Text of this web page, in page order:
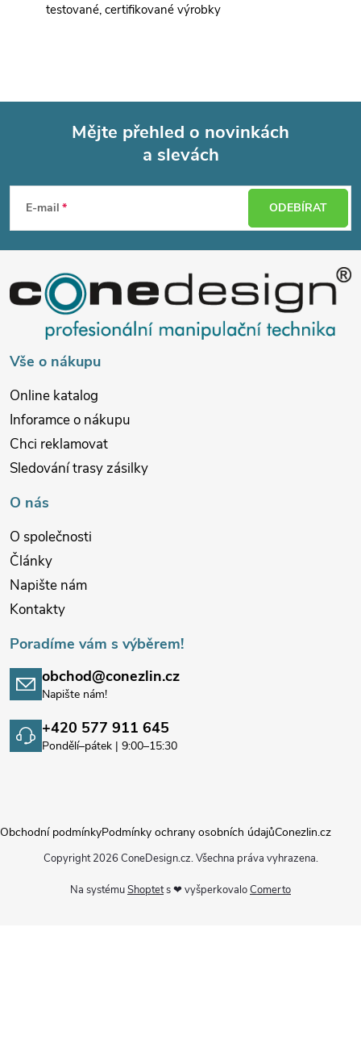
testované, certifikované výrobky
p
a
Mějte přehled o novinkách
a slevách
E-mail ODEBÍRAT
Vše o nákupu
Online katalog
Inforamce o nákupu
Chci reklamovat
Sledování trasy zásilky
O nás
O společnosti
Články
Napište nám
Kontakty
Poradíme vám s výběrem!
obchod@conezlin.cz
Napište nám!
+420 577 911 645
Pondělí–pátek | 9:00–15:30
Na systémuShoptets ❤ vyšperkovaloComerto
Obchodní podmínkyPodmínky ochrany osobních údajůConezlin.cz
Copyright 2026 ConeDesign.cz. Všechna práva vyhrazena.